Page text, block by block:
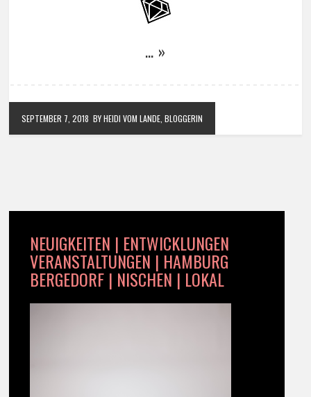
… »
SEPTEMBER 7, 2018 BY HEIDI VOM LANDE, BLOGGERIN
NEUIGKEITEN | ENTWICKLUNGEN
VERANSTALTUNGEN | HAMBURG
BERGEDORF | NISCHEN | LOKAL